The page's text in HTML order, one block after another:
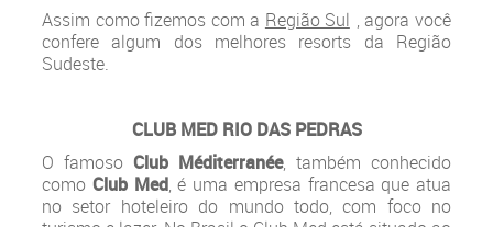
Assim como fizemos com a Região Sul , agora você
confere algum dos melhores resorts da Região
Sudeste.
CLUB MED RIO DAS PEDRAS
O famoso Club Méditerranée, também conhecido
como Club Med, é uma empresa francesa que atua
no setor hoteleiro do mundo todo, com foco no